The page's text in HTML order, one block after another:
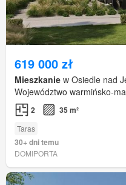
619 000 zł
Mieszkanie w Osiedle nad
Województwo warmińsko-
2 35 m²
Taras
30+ dni temu
DOMIPORTA